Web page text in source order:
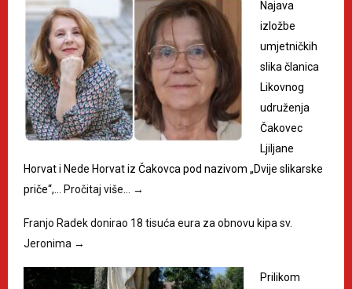
Najava
izložbe
umjetničkih
slika članica
Likovnog
udruženja
Čakovec
Ljiljane
Horvat i Nede Horvat iz Čakovca pod nazivom „Dvije slikarske
priče“,…
Pročitaj više… →
Franjo Radek donirao 18 tisuća eura za obnovu kipa sv.
Jeronima →
Prilikom